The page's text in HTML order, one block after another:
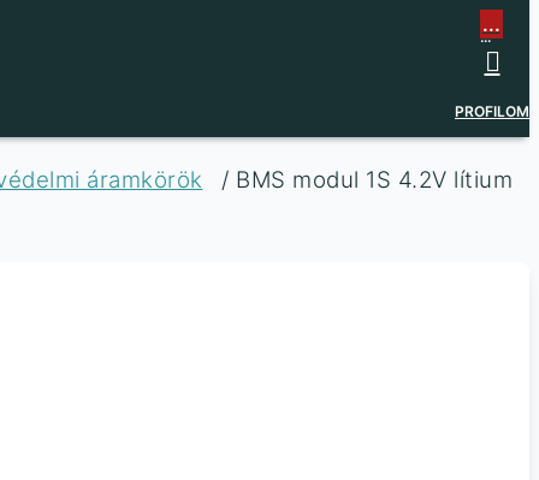
...
...
PROFILOM
áramkörök / BMS modul 1S 4.2V lítium